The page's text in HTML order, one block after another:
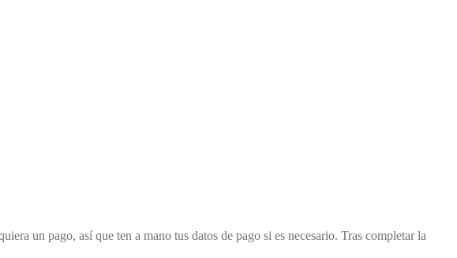
un pago, así que ten a mano tus datos de pago si es necesario. Tras completar la